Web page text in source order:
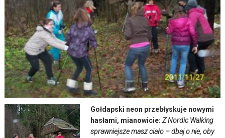
Gołdapski neon przebłyskuje nowymi
hasłami, mianowicie: Z Nordic Walking
sprawniejsze masz ciało – dbaj o nie, oby